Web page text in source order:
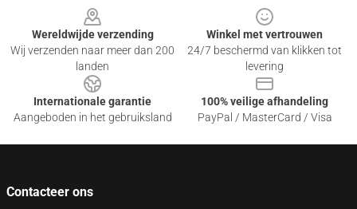
Wereldwijde verzending
Wij verzenden naar meer dan 200
landen
Winkel met vertrouwen
24/7 beschermd van klikken tot
levering
Internationale garantie
Aangeboden in het gebruiksland
100% veilige afhandeling
PayPal / MasterCard / Visa
Contacteer ons